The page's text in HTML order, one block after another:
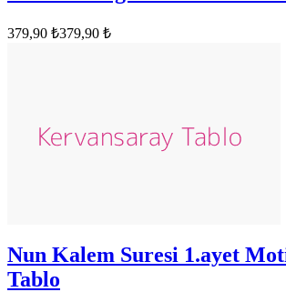
379,90 ₺379,90 ₺
Nun Kalem Suresi 1.ayet
Tablo